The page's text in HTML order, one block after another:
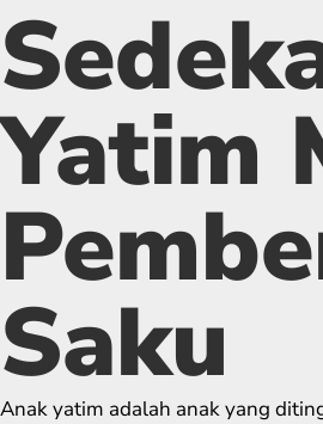
Yatim
Saku
Anak yatim adalah anak yang